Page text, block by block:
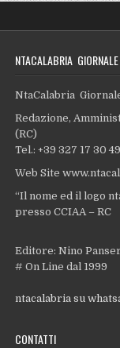
NTACALABRIA
NtaCalabria
Redazione,
(RC)
Tel.: +39 327 17 30
Web Site
“Il nome ed il logo
presso CCIAA – RC
Editore: Nino
# On Line dal 1999
ntacalabria su
CONTATTI